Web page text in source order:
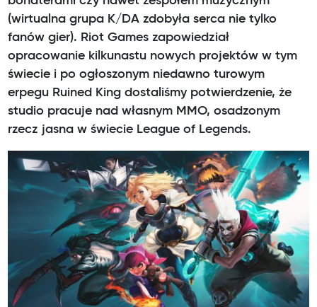
(wirtualna grupa K/DA zdobyła serca nie tylko
fanów gier). Riot Games zapowiedział
opracowanie kilkunastu nowych projektów w tym
świecie i po ogłoszonym niedawno turowym
erpegu Ruined King dostaliśmy potwierdzenie, że
studio pracuje nad własnym MMO, osadzonym
rzecz jasna w świecie League of Legends.